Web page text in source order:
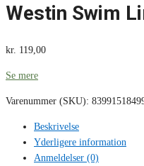
Westin Swim
kr. 119,00
Se mere
Varenummer (SKU):
Beskrivelse
Yderligere information
Anmeldelser (0)